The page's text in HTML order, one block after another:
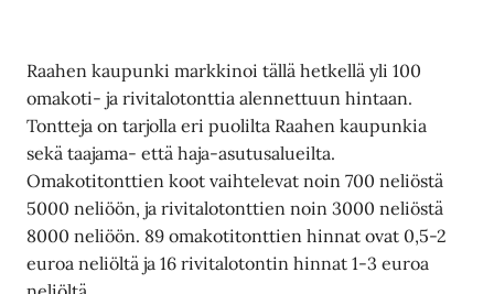
Raahen kaupunki markkinoi tällä hetkellä yli 100
omakoti- ja rivitalotonttia alennettuun hintaan.
Tontteja on tarjolla eri puolilta Raahen kaupunkia
sekä taajama- että haja-asutusalueilta.
Omakotitonttien koot vaihtelevat noin 700 neliöstä
5000 neliöön, ja rivitalotonttien noin 3000 neliöstä
8000 neliöön. 89 omakotitonttien hinnat ovat 0,5-2
euroa neliöltä ja 16 rivitalotontin hinnat 1-3 euroa